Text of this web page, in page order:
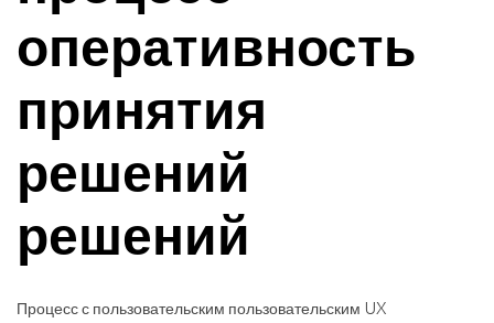
оперативность
принятия
решений
решений
Процесс с пользовательским пользовательским UX